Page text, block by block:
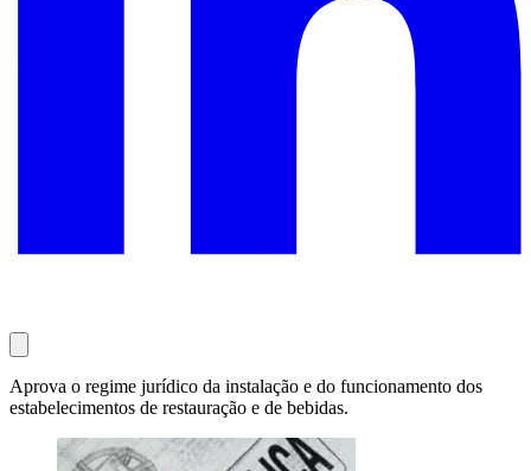
Aprova o regime jurídico da instalação e do funcionamento dos
estabelecimentos de restauração e de bebidas.